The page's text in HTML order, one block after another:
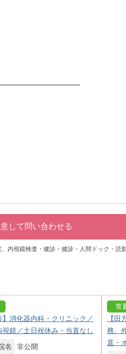
して 問い合わせる
内視鏡検査・健診・健診・人間ドック・読
】消化器内科・クリニック／
視鏡／土日祝休み・当直なし
名
非公開
常
【
務、
直・